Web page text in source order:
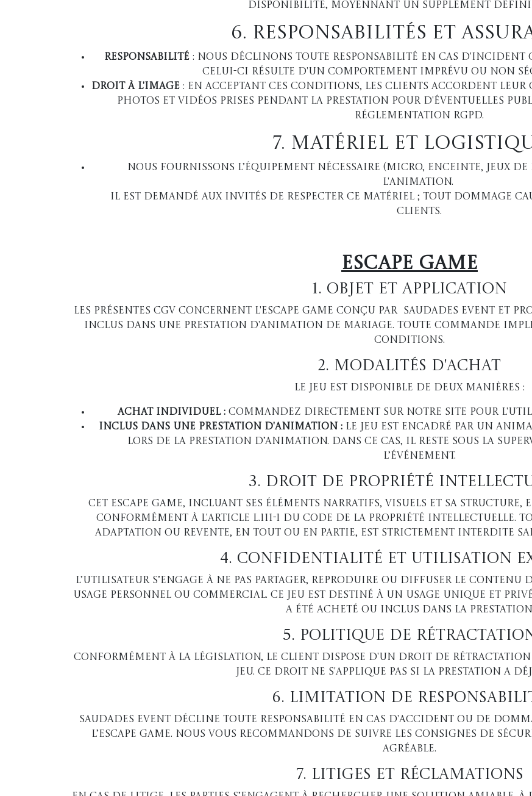
disponibilité, moyennant un supplément défini
6. Responsabilités et
Responsabilité: Nous déclinons toute responsabilité en cas
celui-ci résulte d'un comportement imprévu ou non
Droit à l'image : En acceptant ces conditions, les clients accordent
photos et vidéos prises pendant la prestation pour d'éventuelles
réglementation RGPD.
7. Matériel et
Nous fournissons l’équipement nécessaire (micro, enceinte, jeux
l'animation.
Il est demandé aux invités de respecter ce matériel ; tout dommage
clients.
Escape Game
1. Objet et Application
Les présentes CGV concernent l'escape game conçu par Saudades event et
inclus dans une prestation d'animation de mariage. Toute commande
conditions.
2. Modalités d'Achat
Le jeu est disponible de deux manières :
Achat individuel : Commandez directement sur notre site pour
Inclus dans une prestation d'animation : Le jeu est encadré par un
lors de la prestation d’animation. Dans ce cas, il reste sous la
l’événement.
3. Droit de Propriété
Cet escape game, incluant ses éléments narratifs, visuels et sa
conformément à l'article L.111-1 du Code de la propriété intellectuelle.
adaptation ou revente, en tout ou en partie, est strictement interdite
4. Confidentialité et Utilisation
L’utilisateur s’engage à ne pas partager, reproduire ou diffuser le contenu
usage personnel ou commercial. Ce jeu est destiné à un usage unique et
a été acheté ou inclus dans la
5. Politique de
Conformément à la législation, le client dispose d'un droit de rétractation
jeu. Ce droit ne s'applique pas si la prestation a
6. Limitation de
Saudades event décline toute responsabilité en cas d'accident ou de
l’escape game. Nous vous recommandons de suivre les consignes de
agréable.
7. Litiges et Réclamations